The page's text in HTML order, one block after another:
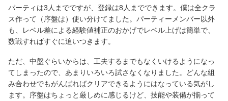
パーティは3人までですが、登録は8人までできます。僕は全クラ
ス作って（序盤は）使い分けてました。パーティーメンバー以外
も、レベル差による経験値補正のおかげでレベル上げは簡単で、
数戦すればすぐに追いつきます。
ただ、中盤ぐらいからは、工夫するまでもなくいけるようになっ
てしまったので、あまりいろいろ試さなくなりました。どんな組
み合わせでもがんばればクリアできるようにはなっている気がし
ます。序盤はちょっと厳しめに感じるけど、技能や装備が揃って